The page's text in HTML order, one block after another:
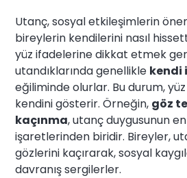
Utanç, sosyal etkileşimlerin
bireylerin kendilerini nasıl
yüz ifadelerine dikkat etmek
utandıklarında genellikle kendi
eğiliminde olurlar. Bu durum,
kendini gösterir. Örneğin, göz
kaçınma, utanç duygusunun
işaretlerinden biridir. Bireyler,
gözlerini kaçırarak, sosyal
davranış sergilerler.